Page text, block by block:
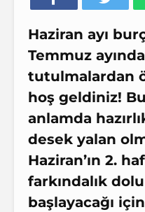
Haziran ayı
Temmuz
tutulmalardan
hoş geldiniz!
anlamda
desek yalan
Haziran’ın 2.
farkındalık
başlayacağı